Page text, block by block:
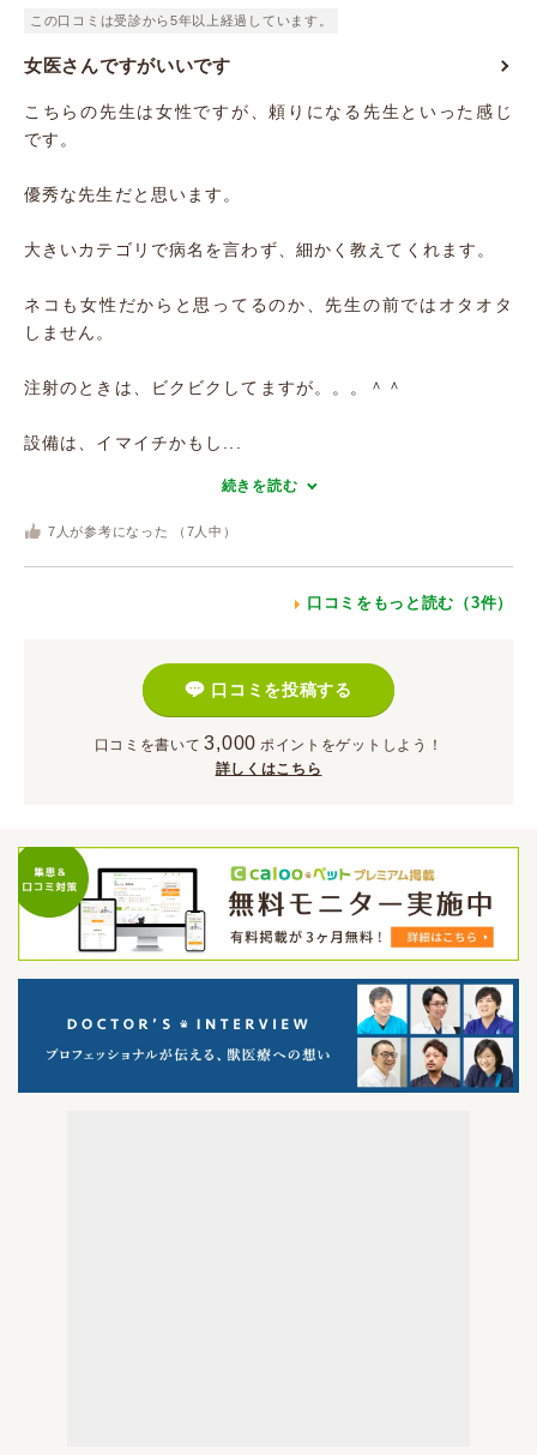
この口コミは受診から5年以上経過しています。
女医さんですがいいです
こちらの先生は女性ですが、頼りになる先生といった感じ
です。
優秀な先生だと思います。
大きいカテゴリで病名を言わず、細かく教えてくれます。
ネコも女性だからと思ってるのか、先生の前ではオタオタ
しません。
注射のときは、ビクビクしてますが。。。＾＾
設備は、イマイチかもし...
続きを読む
7 人が参考になった （ 7 人中）
口コミをもっと読む（3件）
口コミを投稿する
口コミを書いて 3,000 ポイント をゲットしよう！
詳しくはこちら